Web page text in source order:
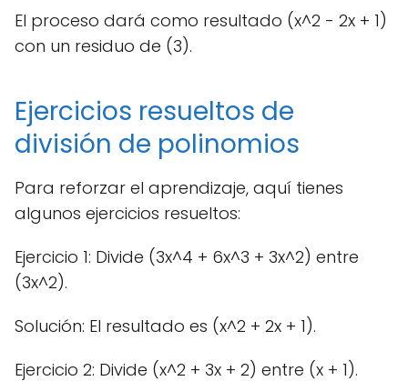
El proceso dará como resultado (x^2 - 2x + 1)
con un residuo de (3).
Ejercicios resueltos de
división de polinomios
Para reforzar el aprendizaje, aquí tienes
algunos ejercicios resueltos:
Ejercicio 1: Divide (3x^4 + 6x^3 + 3x^2) entre
(3x^2).
Solución: El resultado es (x^2 + 2x + 1).
Ejercicio 2: Divide (x^2 + 3x + 2) entre (x + 1).